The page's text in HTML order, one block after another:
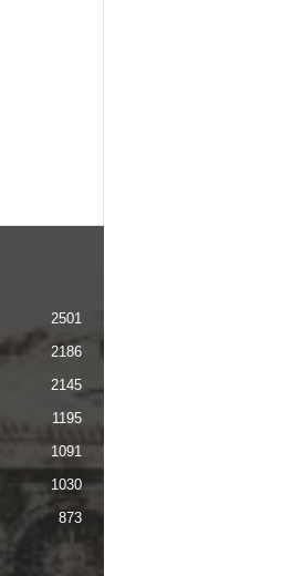
2501
2186
2145
1195
1091
1030
873